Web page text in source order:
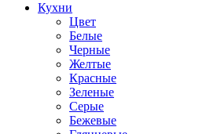
Кухни
Цвет
Белые
Черные
Желтые
Красные
Зеленые
Серые
Бежевые